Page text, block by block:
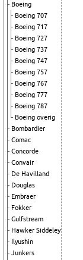
Boeing
Boeing 707
Boeing 717
Boeing 727
Boeing 737
Boeing 747
Boeing 757
Boeing 767
Boeing 777
Boeing 787
Boeing overig
Bombardier
Comac
Concorde
Convair
De Havilland
Douglas
Embraer
Fokker
Gulfstream
Hawker Siddeley
Ilyushin
Junkers